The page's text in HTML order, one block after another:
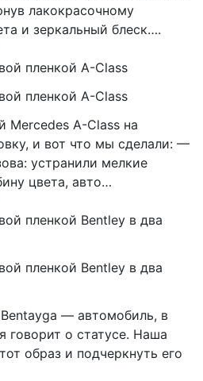
лакокрасочному
и зеркальный блеск….
пленкой A-Class
пленкой A-Class
Mercedes A-Class на
и вот что мы сделали: —
устранили мелкие
цвета, авто…
пленкой Bentley в два
пленкой Bentley в два
— автомобиль, в
говорит о статусе. Наша
образ и подчеркнуть его